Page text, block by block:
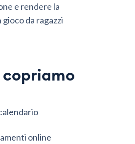
e rendere la
da ragazzi
copriamo
online